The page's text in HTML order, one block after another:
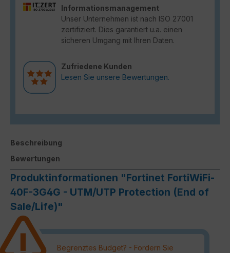
Informationsmanagement
Unser Unternehmen ist nach ISO 27001
zertifiziert. Dies garantiert u.a. einen
sicheren Umgang mit Ihren Daten.
Zufriedene Kunden
Lesen Sie unsere Bewertungen.
Beschreibung
Bewertungen
Produktinformationen "Fortinet FortiWiFi-
40F-3G4G - UTM/UTP Protection (End of
Sale/Life)"
Begrenztes Budget? - Fordern Sie